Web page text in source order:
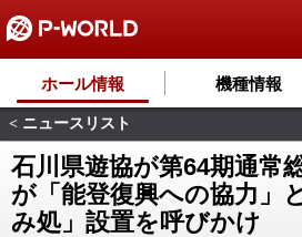
ホール情報 機種情報
< ニュースリスト
石川県遊協が第64期通常
が「能登復興への協力」
み処」設置を呼びかけ